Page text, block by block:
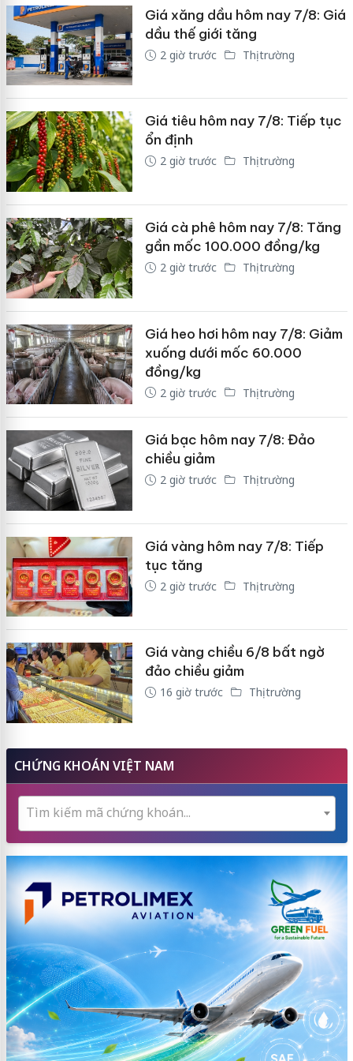
Giá xăng dầu hôm nay 7/8: Giá
dầu thế giới tăng
2 giờ trước Thị trường
Giá tiêu hôm nay 7/8: Tiếp tục
ổn định
2 giờ trước Thị trường
Giá cà phê hôm nay 7/8: Tăng
gần mốc 100.000 đồng/kg
2 giờ trước Thị trường
Giá heo hơi hôm nay 7/8: Giảm
xuống dưới mốc 60.000
đồng/kg
2 giờ trước Thị trường
Giá bạc hôm nay 7/8: Đảo
chiều giảm
2 giờ trước Thị trường
Giá vàng hôm nay 7/8: Tiếp
tục tăng
2 giờ trước Thị trường
Giá vàng chiều 6/8 bất ngờ
đảo chiều giảm
16 giờ trước Thị trường
CHỨNG KHOÁN VIỆT NAM
Tìm kiếm mã chứng khoán...